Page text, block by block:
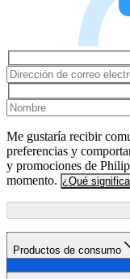
Me gustaría recibir
preferencias y
y promociones de
momento. ¿Qué
Productos de consumo